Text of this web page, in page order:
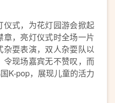
式，为花灯园游会掀起
，亮灯仪式时全场一片
耍表演，双人杂耍队以
现场嘉宾无不赞叹，而
K-pop，展现儿童的活力